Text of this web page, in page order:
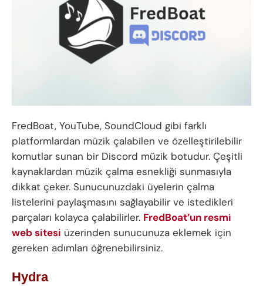
FredBoat, YouTube, SoundCloud gibi farklı
platformlardan müzik çalabilen ve özelleştirilebilir
komutlar sunan bir Discord müzik botudur. Çeşitli
kaynaklardan müzik çalma esnekliği sunmasıyla
dikkat çeker. Sunucunuzdaki üyelerin çalma
listelerini paylaşmasını sağlayabilir ve istedikleri
parçaları kolayca çalabilirler. FredBoat’un resmi
web sitesi üzerinden sunucunuza eklemek için
gereken adımları öğrenebilirsiniz.
Hydra